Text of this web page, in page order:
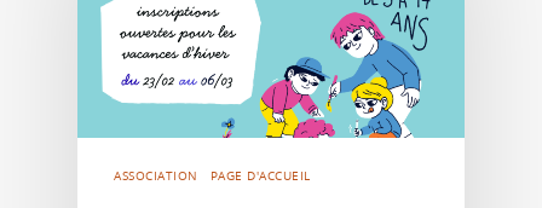
ASSOCIATION PAGE D'ACCUEIL